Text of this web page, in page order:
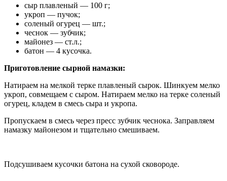
сыр плавленый — 100 г;
укроп — пучок;
соленый огурец — шт.;
чеснок — зубчик;
майонез — ст.л.;
батон — 4 кусочка.
Приготовление сырной намазки:
Натираем на мелкой терке плавленый сырок. Шинкуем мелко
укроп, совмещаем с сыром. Натираем мелко на терке соленый
огурец, кладем в смесь сыра и укропа.
Пропускаем в смесь через пресс зубчик чеснока. Заправляем
намазку майонезом и тщательно смешиваем.
Подсушиваем кусочки батона на сухой сковороде.